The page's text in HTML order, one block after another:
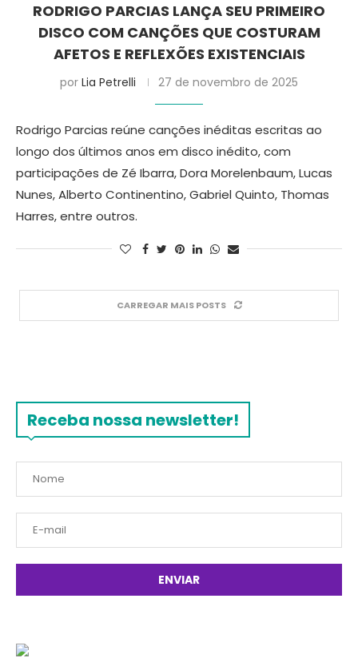
RODRIGO PARCIAS LANÇA SEU PRIMEIRO
DISCO COM CANÇÕES QUE COSTURAM
AFETOS E REFLEXÕES EXISTENCIAIS
por Lia Petrelli 27 de novembro de 2025
Rodrigo Parcias reúne canções inéditas escritas ao
longo dos últimos anos em disco inédito, com
participações de Zé Ibarra, Dora Morelenbaum, Lucas
Nunes, Alberto Continentino, Gabriel Quinto, Thomas
Harres, entre outros.
CARREGAR MAIS POSTS
Receba nossa newsletter!